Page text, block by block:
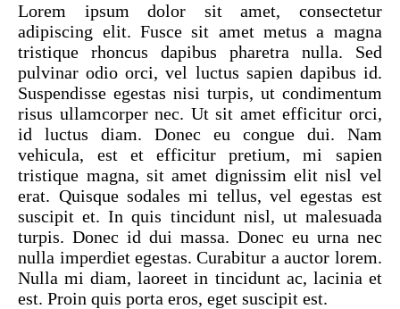
Lorem ipsum dolor sit amet, consectetur
adipiscing elit. Fusce sit amet metus a magna
tristique rhoncus dapibus pharetra nulla. Sed
pulvinar odio orci, vel luctus sapien dapibus id.
Suspendisse egestas nisi turpis, ut condimentum
risus ullamcorper nec. Ut sit amet efficitur orci,
id luctus diam. Donec eu congue dui. Nam
vehicula, est et efficitur pretium, mi sapien
tristique magna, sit amet dignissim elit nisl vel
erat. Quisque sodales mi tellus, vel egestas est
suscipit et. In quis tincidunt nisl, ut malesuada
turpis. Donec id dui massa. Donec eu urna nec
nulla imperdiet egestas. Curabitur a auctor lorem.
Nulla mi diam, laoreet in tincidunt ac, lacinia et
est. Proin quis porta eros, eget suscipit est.